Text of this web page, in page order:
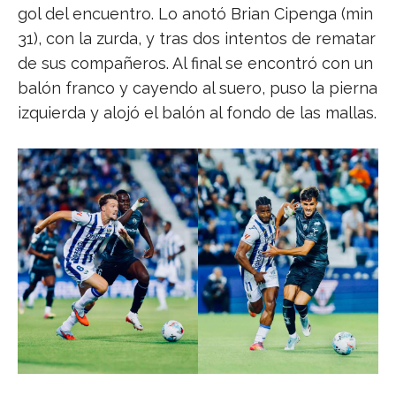
gol del encuentro. Lo anotó Brian Cipenga (min
31), con la zurda, y tras dos intentos de rematar
de sus compañeros. Al final se encontró con un
balón franco y cayendo al suero, puso la pierna
izquierda y alojó el balón al fondo de las mallas.